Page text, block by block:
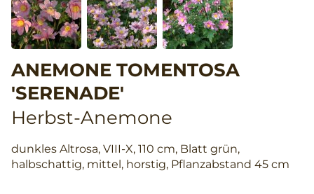
ANEMONE TOMENTOSA
'SERENADE'
Herbst-Anemone
dunkles Altrosa, VIII-X, 110 cm, Blatt grün,
halbschattig, mittel, horstig, Pflanzabstand 45 cm